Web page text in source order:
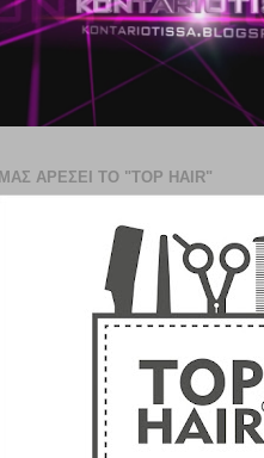
ΜΑΣ ΑΡΕΣΕΙ ΤΟ "TOP HAIR"